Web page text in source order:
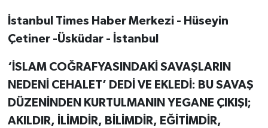
İstanbul Times Haber Merkezi - Hüseyin
Çetiner -Üsküdar - İstanbul
‘İSLAM COĞRAFYASINDAKİ SAVAŞLARIN
NEDENİ CEHALET’ DEDİ VE EKLEDİ: BU SAVAŞ
DÜZENİNDEN KURTULMANIN YEGANE ÇIKIŞI;
AKILDIR, İLİMDİR, BİLİMDİR, EĞİTİMDİR,